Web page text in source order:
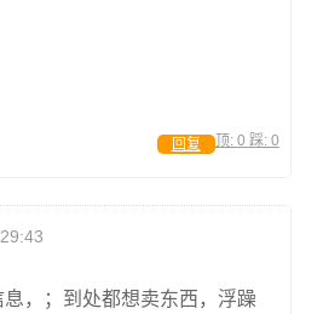
顶: 0 踩: 0
回复
，；到处都想卖东西，浮躁